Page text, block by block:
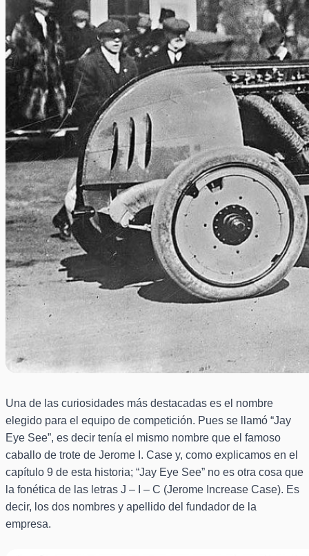
Una de las curiosidades más destacadas es el nombre
elegido para el equipo de competición. Pues se llamó “Jay
Eye See”, es decir tenía el mismo nombre que el famoso
caballo de trote de Jerome I. Case y, como explicamos en el
capítulo 9 de esta historia; “Jay Eye See” no es otra cosa que
la fonética de las letras J – I – C (Jerome Increase Case). Es
decir, los dos nombres y apellido del fundador de la
empresa.